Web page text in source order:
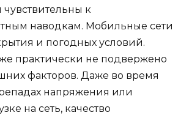
чувствительны к
наводкам. Мобильные сети
и погодных условий.
практически не подвержено
факторов. Даже во время
напряжения или
на сеть, качество